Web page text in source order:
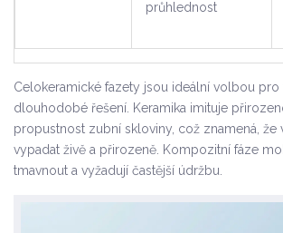
průhlednost
Celokeramické fazety jsou ideální volbou pro
dlouhodobé řešení. Keramika imituje
propustnost zubní skloviny, což znamená, že
vypadat živě a přirozeně. Kompozitní fáze
tmavnout a vyžadují častější údržbu.